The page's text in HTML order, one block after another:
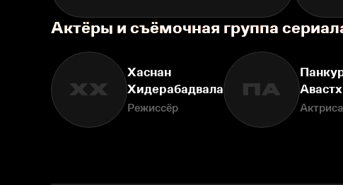
Актёры и съёмочная группа
ХХ
Хаснан
Хидерабадвала
Режиссёр
ПА
Актриса